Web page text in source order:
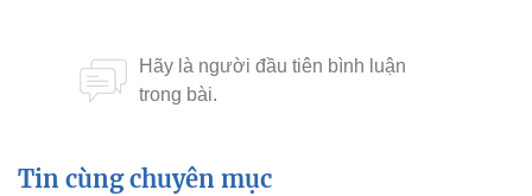
Tin cùng chuyên mục